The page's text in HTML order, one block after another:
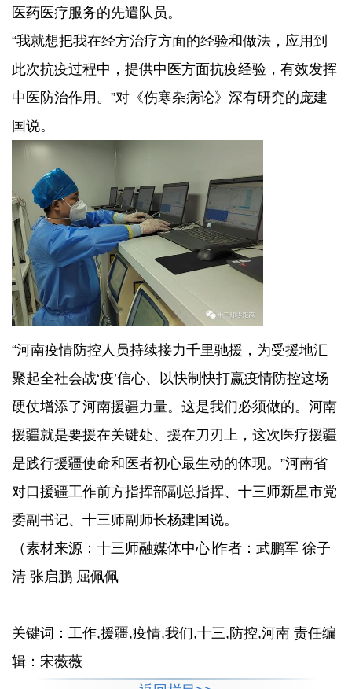
医药医疗服务的先遣队员。
“我就想把我在经方治疗方面的经验和做法，应用到
此次抗疫过程中，提供中医方面抗疫经验，有效发挥
中医防治作用。”对《伤寒杂病论》深有研究的庞建
国说。
“河南疫情防控人员持续接力千里驰援，为受援地汇
聚起全社会战‘疫’信心、以快制快打赢疫情防控这场
硬仗增添了河南援疆力量。这是我们必须做的。河南
援疆就是要援在关键处、援在刀刃上，这次医疗援疆
是践行援疆使命和医者初心最生动的体现。”河南省
对口援疆工作前方指挥部副总指挥、十三师新星市党
委副书记、十三师副师长杨建国说。
（素材来源：十三师融媒体中心∣作者：武鹏军 徐子
清 张启鹏 屈佩佩
关键词：工作,援疆,疫情,我们,十三,防控,河南 责任编
辑：宋薇薇